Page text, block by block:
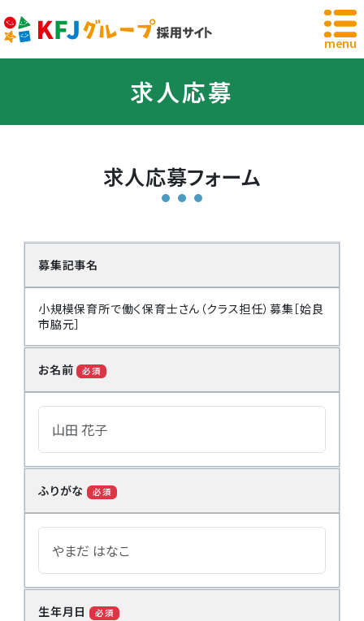
鹿児島の小規模保育園「こどもファースト・
menu
求人応募
求人応募フォーム
募集記事名
小規模保育所で働く保育士さん（クラス担任）募集［姶良
市脇元］
お名前 必須
ふりがな 必須
生年月日 必須